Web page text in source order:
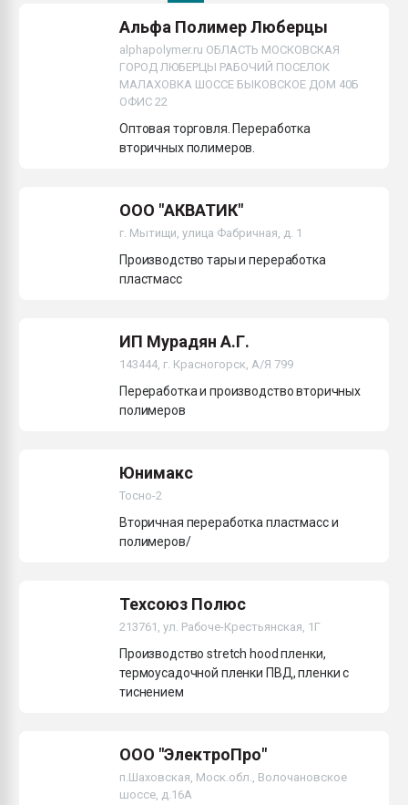
бутылок
ПЕРЕЙТИ НА
Альфа Полимер Люберцы
alphapolymer.ru ОБЛАСТЬ МОСКОВСКАЯ
ГОРОД ЛЮБЕРЦЫ РАБОЧИЙ ПОСЕЛОК
МАЛАХОВКА ШОССЕ БЫКОВСКОЕ ДОМ 40Б
ОФИС 22
Оптовая торговля. Переработка
вторичных полимеров.
ООО "АКВАТИК"
г. Мытищи, улица Фабричная, д. 1
Производство тары и переработка
пластмасс
Юнимакс
Тосно-2
Вторичная переработка пластмасс и
полимеров/
ИП Мурадян А.Г.
143444, г. Красногорск, А/Я 799
Переработка и производство вторичных
полимеров
Техсоюз Полюс
213761, ул. Рабоче-Крестьянская, 1Г
Производство stretch hood пленки,
термоусадочной пленки ПВД, пленки с
тиснением
ООО "ЭлектроПро"
п.Шаховская, Моск.обл., Волочановское
шоссе, д.16А